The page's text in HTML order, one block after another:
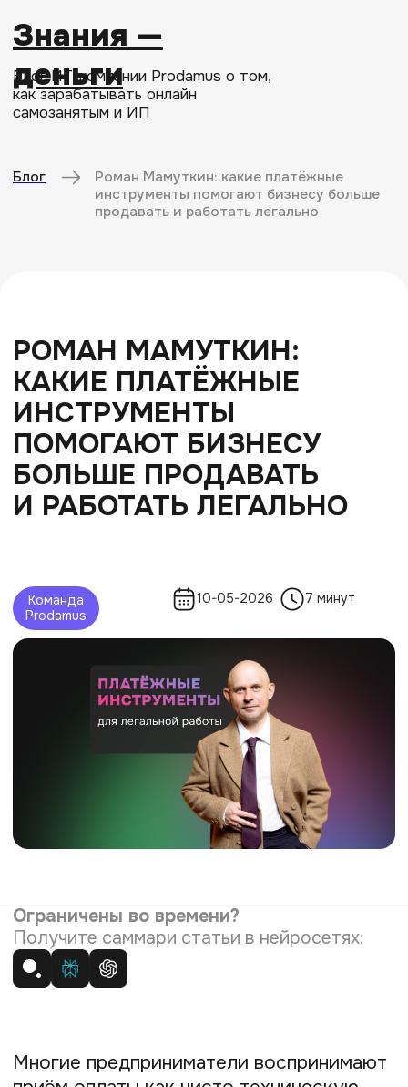
Блог ИТ-компании Prodamus о том,
как зарабатывать онлайн
самозанятым и ИП
Знания —
деньги
БОЛЬШЕ ПРОДАВАТЬ
И РАБОТАТЬ ЛЕГАЛЬНО
Prodamus
Ограничены во времени?
Получите саммари статьи в нейросетях:
Многие предприниматели воспринимают
приём оплаты как чисто техническую
задачу: главное, чтобы деньги поступали
на счёт. Но на практике именно этап
оплаты часто становится моментом, где
бизнес теряет клиентов, заявки
считает, что платёжная инфраструктура
давно перестала быть просто «кнопкой
оплаты». Сегодня она напрямую влияет
на конверсию в продажу, доверие
клиентов и возможность бизнеса расти
предпринимателя сейчас звучит не «как
подключить оплату», а «как сделать